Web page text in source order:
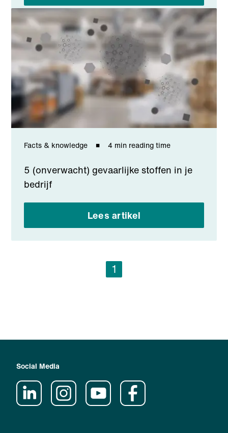
Facts & knowledge 4 min reading time
5 (onverwacht) gevaarlijke stoffen in je
bedrijf
Lees artikel
1
Social Media